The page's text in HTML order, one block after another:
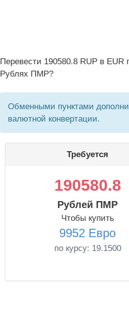
Перевести 190580.8 RUP в
Рублях ПМР?
Обменными пунктами
валютной конвертации.
Требуется
190580.8
Рублей ПМР
Чтобы купить
9952 Евро
по курсу: 19.1500